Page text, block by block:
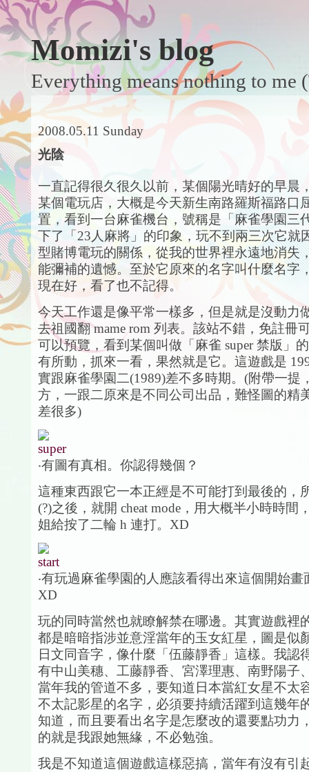
Momizi's blog
Everything means nothing to me
2008.05.11 Sunday
光陰
一直記得很久很久以前，某個陽光晴好的早晨
某個電玩店，大概是今天新生南路羅斯福路口
置，看到一台麻雀機台，號稱是「麻雀學園三
下了「23人麻將」的印象，玩不到兩三次它就
型賭博電玩的關係，從我的世界裡永遠地消失
能彌補的遺憾。至於它原來的名字叫什麼名字
現在好，看了也不記得。
今天工作還是像平常一樣多，但是就是沒動力
去祖國翻 mame rom 列表。該站不錯，免註冊
可以預覽，看到某個叫做「麻雀 super 禁版」
有所動，抓來一看，果然就是它。這遊戲是
實跟麻雀學園二(1989)差不多時期。(附帶一提
方，一跟二原來是不同公司出品，難怪圖的精
差很多)
‧有圖有真相。你認得幾個？
這種東西跟它一本正經是不可能打到最後的，
(?)之後，就開 cheat mode，用大概半小時時間
姐給按了二輪 h 連打。XD
‧有玩過麻雀學園的人應該看得出來這個開始畫
XD
玩的同時當然也就瞭解禁在哪邊。其實遊戲裡
都是暗暗指涉並意淫當年的玉女紅星，圖是似
日文同音字，像什麼「伍藤靜香」這樣。我認
有中山美穗、工藤靜香、宮澤理惠、南野陽子
當年我的管道不多，要知道日本當紅女星不太
不太記影星的名字，必須要持續活躍到這幾年
知道，而且要看出名字是怎麼改的還要點功力
的就是我跟她無緣，不必勉強。
我是不知道這個遊戲這樣惡搞，當年有沒有引